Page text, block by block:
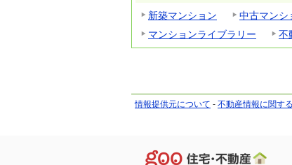
新築マンション
中古マンシ
マンションライブラリー
不
情報提供元について - 不動産情報に関す